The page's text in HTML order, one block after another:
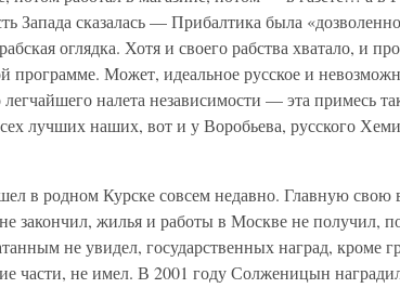
Запада сказалась — Прибалтика была
оглядка. Хотя и своего рабства хватало, и
программе. Может, идеальное русское и
легчайшего налета независимости — эта примесь
лучших наших, вот и у Воробьева, русского
в родном Курске совсем недавно. Главную
закончил, жилья и работы в Москве не получил,
не увидел, государственных наград, кроме
части, не имел. В 2001 году Солженицын